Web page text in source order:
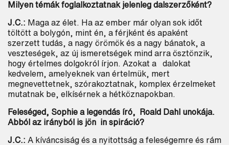
Milyen témák foglalkoztatnak jelenleg dalszerzőként?
J.C.: Maga az élet. Ha az ember már olyan sok időt
töltött a bolygón, mint én, a férjként és apaként
szerzett tudás, a nagy örömök és a nagy bánatok, a
veszteségek, az új ismeretségek mind arra ösztönzik,
hogy értelmes dolgokról írjon. Azokat a dalokat
kedvelem, amelyeknek van értelmük, mert
megnevettetnek, szórakoztatnak, komplex érzelmeket
mutatnak be, elkísérnek a hétköznapokban.
Feleséged, Sophie a legendás író,
Roald Dahl unokája.
Abból az irányból is jön in spiráció?
J.C.: A kíváncsiság és a nyitottság a feleségemre és rám